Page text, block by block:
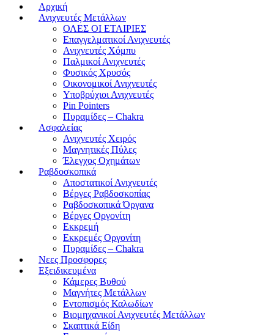
Αρχική
Ανιχνευτές Μετάλλων
ΟΛΕΣ ΟΙ ΕΤΑΙΡΙΕΣ
Επαγγελματικοί Ανιχνευτές
Ανιχνευτές Χόμπυ
Παλμικοί Ανιχνευτές
Φυσικός Χρυσός
Οικονομικοί Ανιχνευτές
Υποβρύχιοι Ανιχνευτές
Pin Pointers
Πυραμίδες – Chakra
Ασφαλείας
Ανιχνευτές Χειρός
Μαγνητικές Πύλες
Έλεγχος Οχημάτων
Ραβδοσκοπικά
Αποστατικοί Ανιχνευτές
Βέργες Ραβδοσκοπίας
Ραβδοσκοπικά Όργανα
Βέργες Οργονίτη
Εκκρεμή
Εκκρεμές Οργονίτη
Πυραμίδες – Chakra
Νεες Προσφορες
Εξειδικευμένα
Κάμερες Βυθού
Μαγνήτες Μετάλλων
Εντοπισμός Καλωδίων
Βιομηχανικοί Ανιχνευτές Μετάλλων
Σκαπτικά Είδη